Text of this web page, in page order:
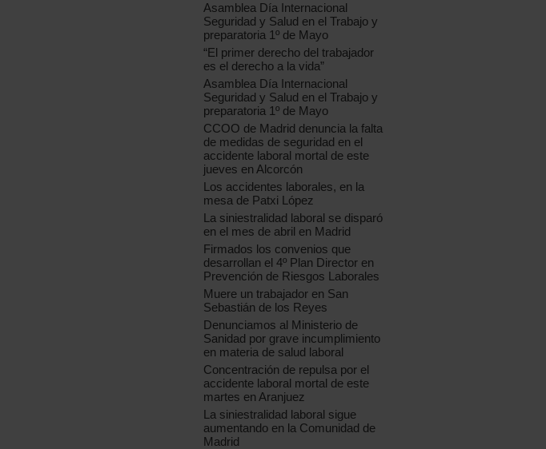
Asamblea Día Internacional
Seguridad y Salud en el Trabajo y
preparatoria 1º de Mayo
“El primer derecho del trabajador
es el derecho a la vida”
Asamblea Día Internacional
Seguridad y Salud en el Trabajo y
preparatoria 1º de Mayo
CCOO de Madrid denuncia la falta
de medidas de seguridad en el
accidente laboral mortal de este
jueves en Alcorcón
Los accidentes laborales, en la
mesa de Patxi López
La siniestralidad laboral se disparó
en el mes de abril en Madrid
Firmados los convenios que
desarrollan el 4º Plan Director en
Prevención de Riesgos Laborales
Muere un trabajador en San
Sebastián de los Reyes
Denunciamos al Ministerio de
Sanidad por grave incumplimiento
en materia de salud laboral
Concentración de repulsa por el
accidente laboral mortal de este
martes en Aranjuez
La siniestralidad laboral sigue
aumentando en la Comunidad de
Madrid